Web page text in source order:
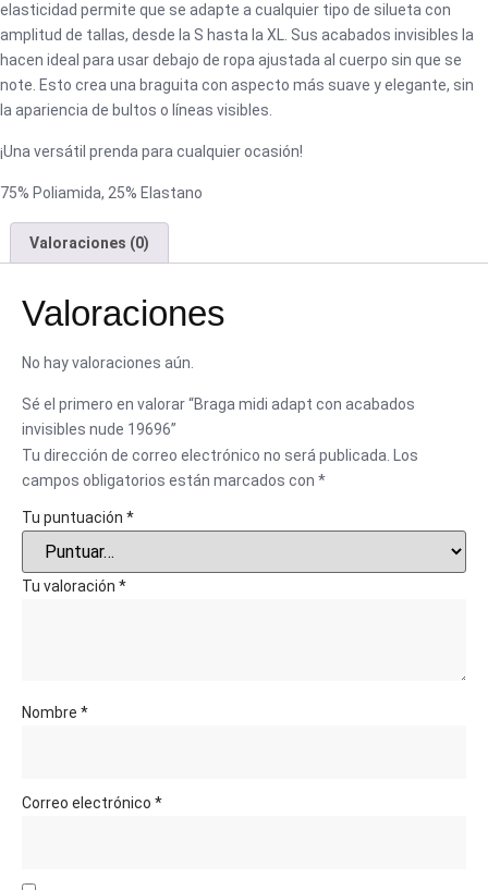
elasticidad permite que se adapte a cualquier tipo de silueta con
amplitud de tallas, desde la S hasta la XL. Sus acabados invisibles la
hacen ideal para usar debajo de ropa ajustada al cuerpo sin que se
note. Esto crea una braguita con aspecto más suave y elegante, sin
la apariencia de bultos o líneas visibles.
¡Una versátil prenda para cualquier ocasión!
75% Poliamida, 25% Elastano
Valoraciones (0)
Valoraciones
No hay valoraciones aún.
Sé el primero en valorar “Braga midi adapt con acabados
invisibles nude 19696”
Tu dirección de correo electrónico no será publicada. Los
campos obligatorios están marcados con *
Tu puntuación *
Tu valoración *
Nombre *
Correo electrónico *